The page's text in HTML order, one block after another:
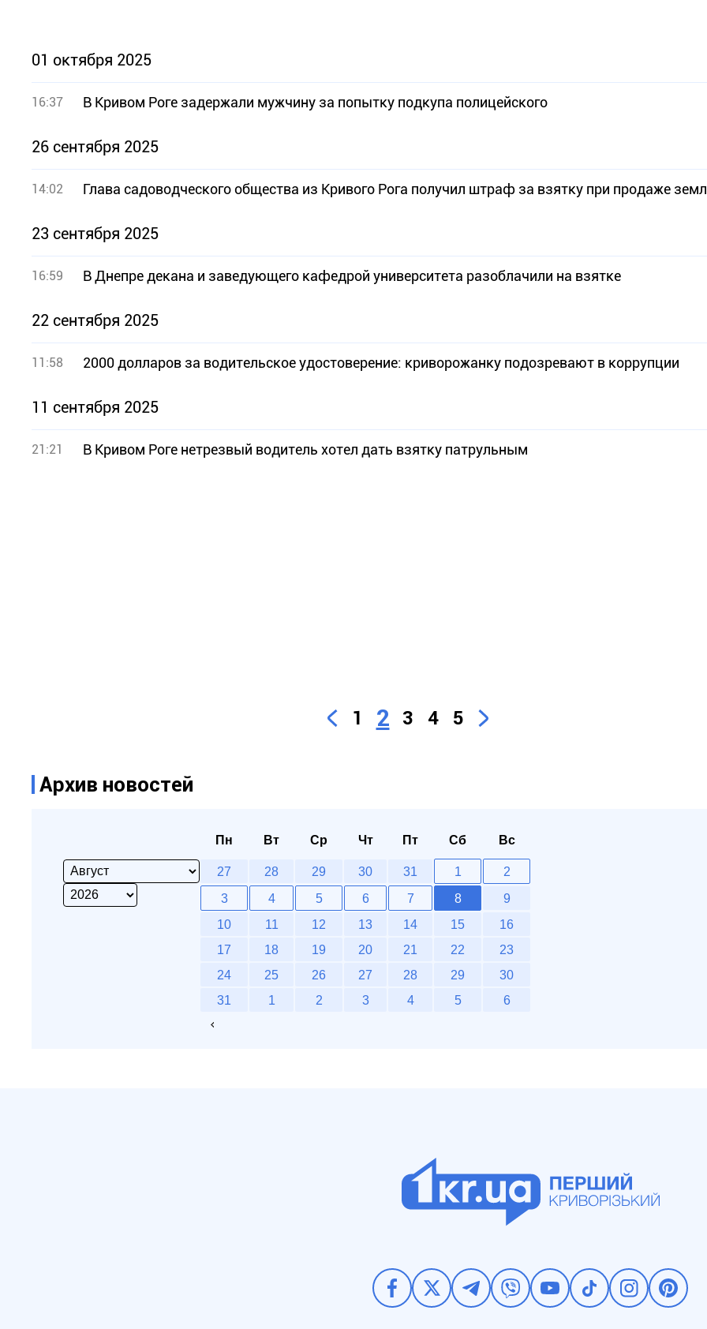
01 октября 2025
16:37 В Кривом Роге задержали мужчину за попытку подкупа полицейского
26 сентября 2025
14:02 Глава садоводческого общества из Кривого Рога получил штраф за взятку при продаже
23 сентября 2025
16:59 В Днепре декана и заведующего кафедрой университета разоблачили на взятке
22 сентября 2025
11:58 2000 долларов за водительское удостоверение: криворожанку подозревают в коррупции
11 сентября 2025
21:21 В Кривом Роге нетрезвый водитель хотел дать взятку патрульным
1 2 3 4 5
Архив новостей
Пн Вт Ср Чт Пт Сб Вс
27 28 29 30 31 1
2
3
4 5 6 7 8
9
10
11 12 13 14 15
16
17
18 19 20 21 22
23
24
25 26 27 28 29
30
31
1 2 3 4 5 6